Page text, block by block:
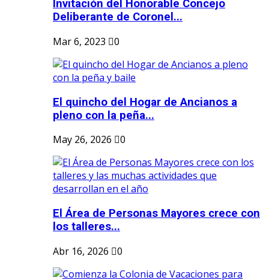
Invitación del Honorable Concejo
Deliberante de Coronel...
Mar 6, 2023
0
El quincho del Hogar de Ancianos a
pleno con la peña...
May 26, 2026
0
El Área de Personas Mayores crece con
los talleres...
Abr 16, 2026
0